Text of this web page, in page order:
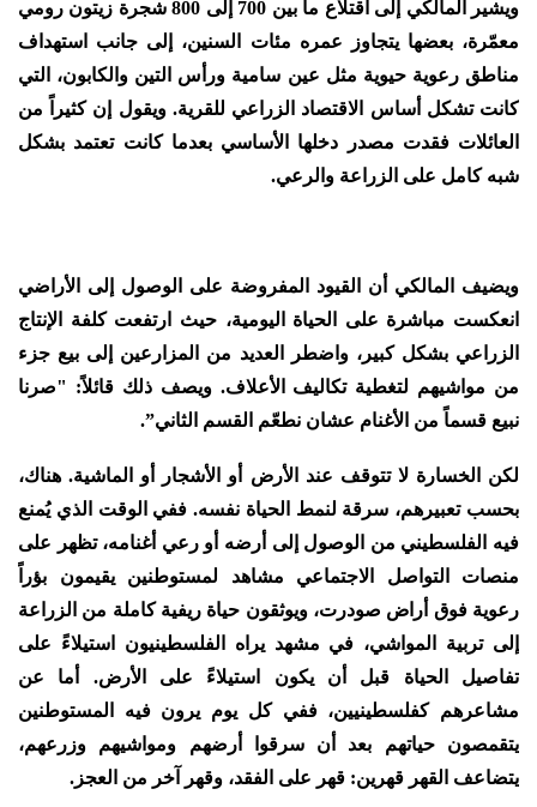
ويشير المالكي إلى اقتلاع ما بين 700 إلى 800 شجرة زيتون رومي
معمّرة، بعضها يتجاوز عمره مئات السنين، إلى جانب استهداف
مناطق رعوية حيوية مثل عين سامية ورأس التين والكابون، التي
كانت تشكل أساس الاقتصاد الزراعي للقرية. ويقول إن كثيراً من
العائلات فقدت مصدر دخلها الأساسي بعدما كانت تعتمد بشكل
شبه كامل على الزراعة والرعي.
ويضيف المالكي أن القيود المفروضة على الوصول إلى الأراضي
انعكست مباشرة على الحياة اليومية، حيث ارتفعت كلفة الإنتاج
الزراعي بشكل كبير، واضطر العديد من المزارعين إلى بيع جزء
من مواشيهم لتغطية تكاليف الأعلاف. ويصف ذلك قائلاً: "صرنا
نبيع قسماً من الأغنام عشان نطعّم القسم الثاني”.
لكن الخسارة لا تتوقف عند الأرض أو الأشجار أو الماشية. هناك،
بحسب تعبيرهم، سرقة لنمط الحياة نفسه. ففي الوقت الذي يُمنع
فيه الفلسطيني من الوصول إلى أرضه أو رعي أغنامه، تظهر على
منصات التواصل الاجتماعي مشاهد لمستوطنين يقيمون بؤراً
رعوية فوق أراض صودرت، ويوثقون حياة ريفية كاملة من الزراعة
إلى تربية المواشي، في مشهد يراه الفلسطينيون استيلاءً على
تفاصيل الحياة قبل أن يكون استيلاءً على الأرض. أما عن
مشاعرهم كفلسطينيين، ففي كل يوم يرون فيه المستوطنين
يتقمصون حياتهم بعد أن سرقوا أرضهم ومواشيهم وزرعهم،
يتضاعف القهر قهرين: قهر على الفقد، وقهر آخر من العجز.